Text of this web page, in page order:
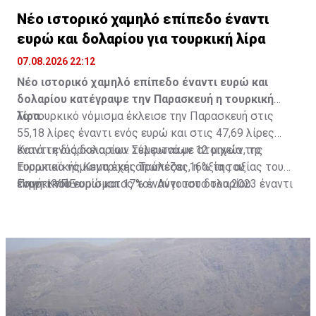
Νέο ιστορικό χαμηλό επίπεδο έναντι
ευρώ και δολαρίου για τουρκική λίρα
07.08.2026 22:12
Νέο ιστορικό χαμηλό επίπεδο έναντι ευρώ και
δολαρίου κατέγραψε την Παρασκευή η τουρκική
λίρα.
Το τουρκικό νόμισμα έκλεισε την Παρασκευή στις
55,18 λίρες έναντι ενός ευρώ και στις 47,69 λίρες
έναντι ενός δολαρίου. Σύμφωνα με στοιχεία της
Ευρωπαϊκής Κεντρικής Τράπεζας, η αξία του
τουρκικού νομίσματος τον Αύγουστο του 2023 έναντι
Κατά τη διάρκεια των τελευταίων 12 μηνών, το
τουρκικό νόμισμα έχει απωλέσει 16% της αξίας του
έναντι του ευρώ και 17% έναντι του δολαρίου.
Πηγή: ΚΥΠΕ